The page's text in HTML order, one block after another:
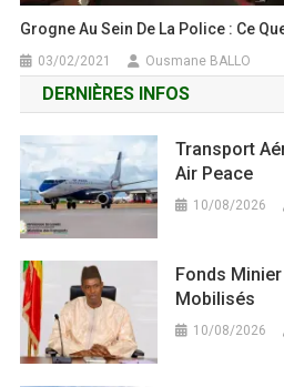
Grogne Au Sein De La Police : Ce
03/02/2021 Ousmane BALLO
DERNIÈRES INFOS
Transport
Air Peace
10/08/2026
Fonds
Mobilisés
10/08/2026